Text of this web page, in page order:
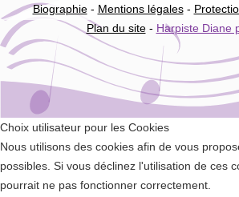
Biographie- Mentions légales-
Plan du site- Harpiste Diane
Choix utilisateur pour les Cookies
Nous utilisons des cookies afin de vous
possibles. Si vous déclinez l'utilisation de ces
pourrait ne pas fonctionner correctement.